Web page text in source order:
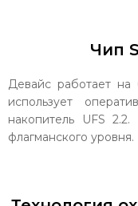
Чип
Девайс работает на
использует
накопитель UFS
флагманского уровня.